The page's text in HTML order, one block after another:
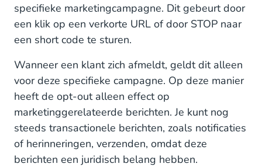
specifieke marketingcampagne. Dit gebeurt door
een klik op een verkorte URL of door STOP naar
een short code te sturen.
Wanneer een klant zich afmeldt, geldt dit alleen
voor deze specifieke campagne. Op deze manier
heeft de opt-out alleen effect op
marketinggerelateerde berichten. Je kunt nog
steeds transactionele berichten, zoals notificaties
of herinneringen, verzenden, omdat deze
berichten een juridisch belang hebben.